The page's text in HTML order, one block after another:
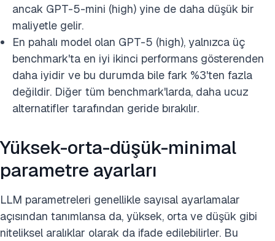
ancak GPT-5-mini (high) yine de daha düşük bir
maliyetle gelir.
En pahalı model olan GPT-5 (high), yalnızca üç
benchmark'ta en iyi ikinci performans gösterenden
daha iyidir ve bu durumda bile fark %3'ten fazla
değildir. Diğer tüm benchmark'larda, daha ucuz
alternatifler tarafından geride bırakılır.
Yüksek-orta-düşük-minimal
parametre ayarları
LLM parametreleri genellikle sayısal ayarlamalar
açısından tanımlansa da, yüksek, orta ve düşük gibi
niteliksel aralıklar olarak da ifade edilebilirler. Bu